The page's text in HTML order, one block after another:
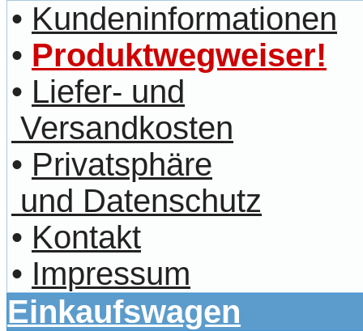
• Kundeninformationen
• Produktwegweiser!
• Liefer- und
Versandkosten
• Privatsphäre
und Datenschutz
• Kontakt
• Impressum
Einkaufswagen